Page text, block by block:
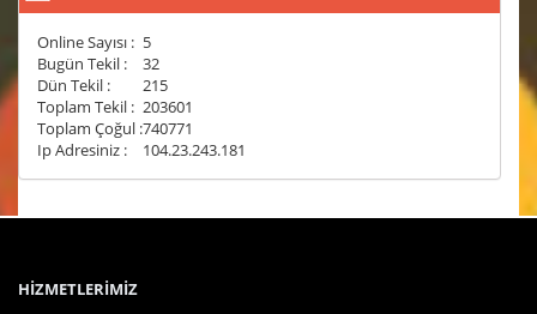
Online Sayısı : 5
Bugün Tekil :
32
Dün Tekil :
215
Toplam Tekil : 203601
Toplam Çoğul :740771
Ip Adresiniz :
104.23.243.181
HİZMETLERİMİZ